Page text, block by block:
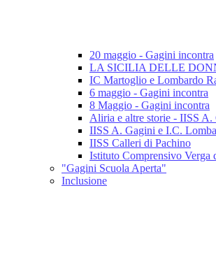
20 maggio - Gagini incontra
LA SICILIA DELLE
IC Martoglio e Lombardo
6 maggio - Gagini incontra
8 Maggio - Gagini incontra
Aliria e altre storie - IISS A.
IISS A. Gagini e I.C.
IISS Calleri di Pachino
Istituto Comprensivo Verga
"Gagini Scuola Aperta"
Inclusione